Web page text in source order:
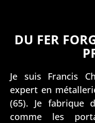
DU FER
Je suis Francis
expert en
(65). Je fabrique
comme les